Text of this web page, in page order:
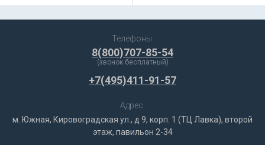
Телефоны:
8(800)707-85-54
(звонок бесплатный)
+7(495)411-91-57
Адрес:
м. Южная, Кировоградская ул., д 9, корп. 1 (ТЦ Лавка), второй
этаж, павильон 2-34